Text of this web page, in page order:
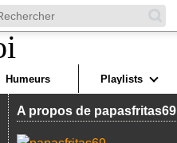
Humeurs Playlists
A propos de papasfritas69